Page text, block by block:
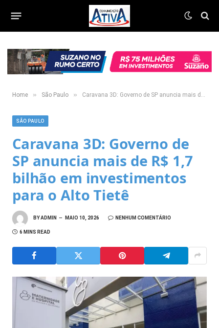
Home » São Paulo » Caravana 3D: Governo de SP anuncia mais de R$ 1,7 bilhão em investimentos para o Alto Tietê
SÃO PAULO
Caravana 3D: Governo de
SP anuncia mais de R$ 1,7
bilhão em investimentos
para o Alto Tietê
BYADMIN MAIO 10, 2026 NENHUM COMENTÁRIO
6 MINS READ